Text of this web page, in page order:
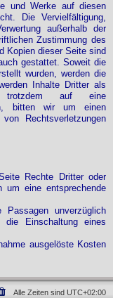
und Werke auf diesen
Die Vervielfältigung,
außerhalb der
Zustimmung des
Kopien dieser Seite sind
gestattet. Soweit die
wurden, werden die
Inhalte Dritter als
trotzdem auf eine
bitten wir um einen
Rechtsverletzungen
Rechte Dritter oder
um eine entsprechende
unverzüglich
die Einschaltung eines
ausgelöste Kosten
Alle Zeiten sind UTC+02:00